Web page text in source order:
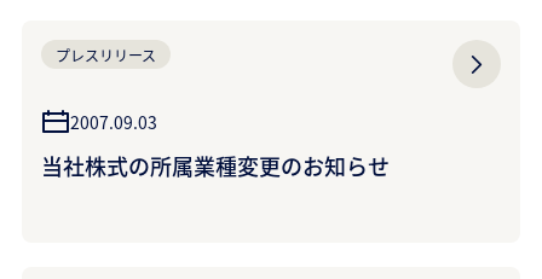
プレスリリース
2007.09.03
当社株式の所属業種変更のお知らせ